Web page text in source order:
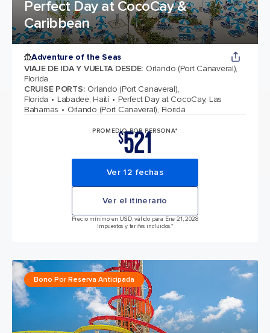
Perfect Day at CocoCay &
Caribbean
Adventure of the Seas
VIAJE DE IDA Y VUELTA DESDE: Orlando (Port Canaveral),
Florida
CRUISE PORTS: Orlando (Port Canaveral),
Florida
Labadee, Haití
Perfect Day at CocoCay, Las
Bahamas
Orlando (Port Canaveral), Florida
PROMEDIO POR PERSONA*
$521
Ver 12 fechas
Ver el itinerario
Precio mínimo en USD, válido para Ene 21, 2028
Impuestos y tarifas incluidos.*
Bono Por Reserva Anticipada